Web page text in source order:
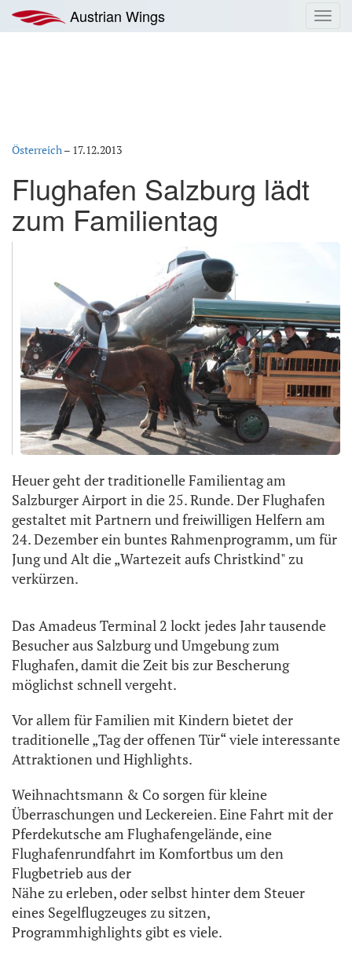
Inhalt
springen
Austrian Wings
Österreich– 17.12.2013
Flughafen Salzburg lädt
zum Familientag
Heuer geht der traditionelle Familientag am
Salzburger Airport in die 25. Runde. Der Flughafen
gestaltet mit Partnern und freiwilligen Helfern am
24. Dezember ein buntes Rahmenprogramm, um für
Jung und Alt die „Wartezeit aufs Christkind" zu
verkürzen.
Das Amadeus Terminal 2 lockt jedes Jahr tausende
Besucher aus Salzburg und Umgebung zum
Flughafen, damit die Zeit bis zur Bescherung
möglichst schnell vergeht.
Vor allem für Familien mit Kindern bietet der
traditionelle „Tag der offenen Tür“ viele interessante
Attraktionen und Highlights.
Weihnachtsmann & Co sorgen für kleine
Überraschungen und Leckereien. Eine Fahrt mit der
Pferdekutsche am Flughafengelände, eine
Flughafenrundfahrt im Komfortbus um den
Flugbetrieb aus der
Nähe zu erleben, oder selbst hinter dem Steuer
eines Segelflugzeuges zu sitzen,
Programmhighlights gibt es viele.